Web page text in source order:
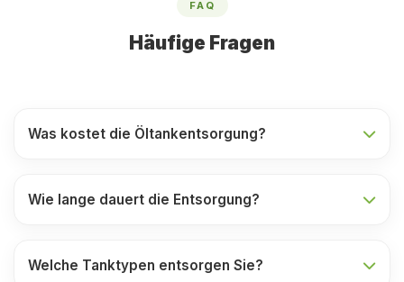
FAQ
Häufige Fragen
Was kostet die Öltankentsorgung?
Wie lange dauert die Entsorgung?
Welche Tanktypen entsorgen Sie?